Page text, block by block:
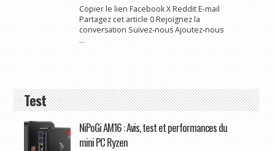
Copier le lien Facebook X Reddit E-mail
Partagez cet article 0 Rejoignez la
conversation Suivez-nous Ajoutez-nous
...
Test
NiPoGi AM16 : Avis, test et performances du
mini PC Ryzen